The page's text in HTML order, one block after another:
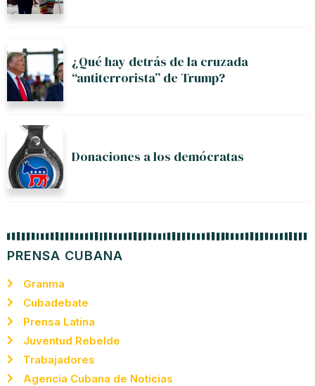
¿Qué hay detrás de la cruzada
“antiterrorista” de Trump?
Donaciones a los demócratas
PRENSA CUBANA
Granma
Cubadebate
Prensa Latina
Juventud Rebelde
Trabajadores
Agencia Cubana de Noticias